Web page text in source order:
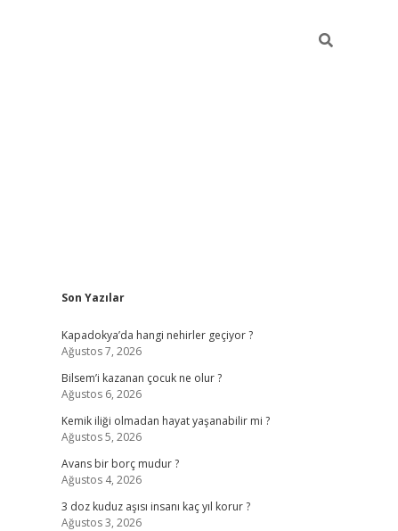
Sidebar
Son Yazılar
Kapadokya’da hangi nehirler geçiyor ?
Ağustos 7, 2026
Bilsem’i kazanan çocuk ne olur ?
Ağustos 6, 2026
Kemik iliği olmadan hayat yaşanabilir mi ?
Ağustos 5, 2026
Avans bir borç mudur ?
Ağustos 4, 2026
3 doz kuduz aşısı insanı kaç yıl korur ?
Ağustos 3, 2026